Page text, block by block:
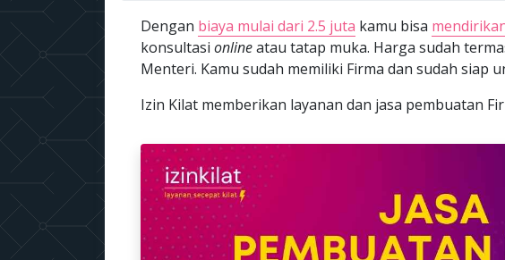
Dengan biaya mulai dari 2.5 juta kamu bisa
konsultasi onlineatau tatap muka. Harga sudah
Menteri. Kamu sudah memiliki Firma dan sudah siap
Izin Kilat memberikan layanan dan jasa pembuatan